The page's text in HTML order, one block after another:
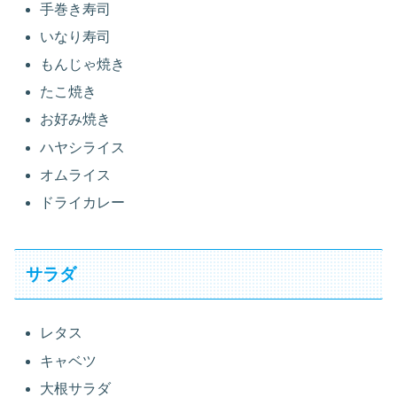
手巻き寿司
いなり寿司
もんじゃ焼き
たこ焼き
お好み焼き
ハヤシライス
オムライス
ドライカレー
サラダ
レタス
キャベツ
大根サラダ